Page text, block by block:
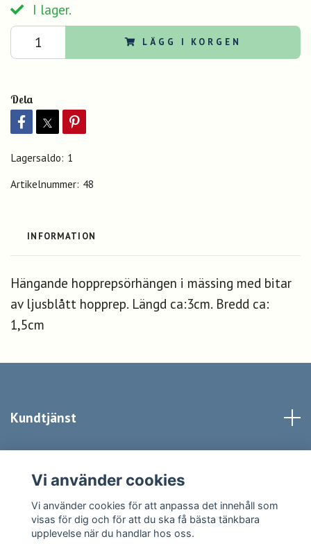
I lager.
LÄGG I KORGEN
Dela
Lagersaldo: 1
Artikelnummer: 48
INFORMATION
Hängande hopprepsörhängen i mässing med bitar
av ljusblått hopprep. Längd ca:3cm. Bredd ca:
1,5cm
Kundtjänst
Sociala medier
Vi använder cookies
Vi använder cookies för att anpassa det innehåll som
visas för dig och för att du ska få bästa tänkbara
upplevelse när du handlar hos oss.